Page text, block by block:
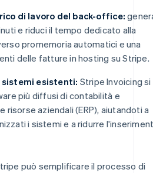
di lavoro del back-office:
e riduci il tempo dedicato alla
promemoria automatici e una
delle fatture in hosting su Stripe.
esistenti: Stripe Invoicing si
più diffusi di contabilità e
risorse aziendali (ERP), aiutandoti a
i sistemi e a ridurre
può semplificare il processo di